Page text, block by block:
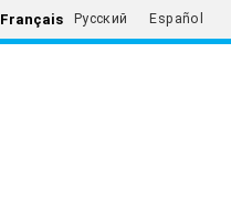
Français Русский Español